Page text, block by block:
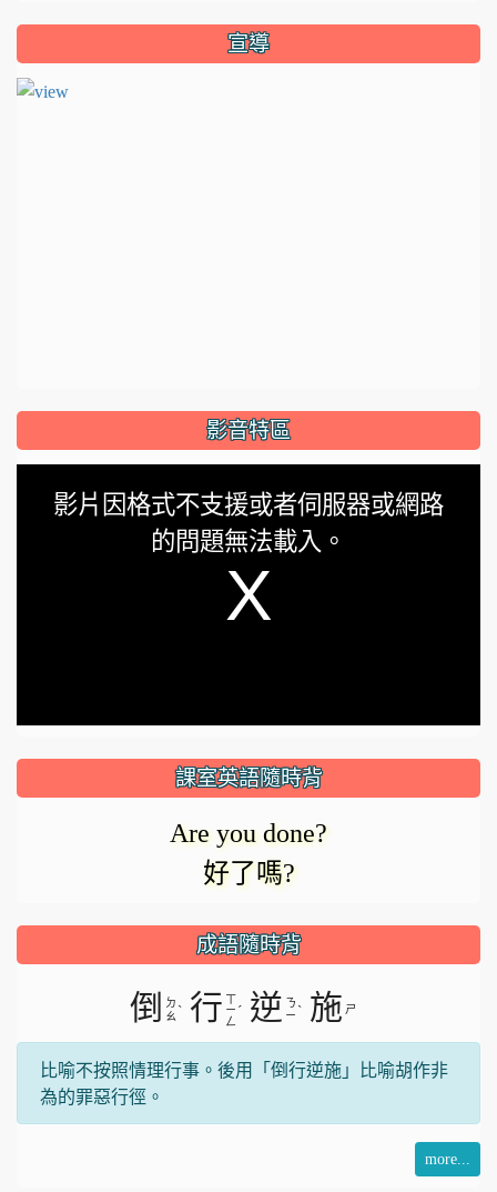
宣導
影音特區
影片因格式不支援或者伺服器或網路
的問題無法載入。
課室英語隨時背
Are you done?
好了嗎?
成語隨時背
倒
ㄉ
ㄠ ˋ 行 ㄒ
ㄧ
ㄥ
ˊ 逆 ㄋ
ㄧ ˋ 施 ㄕ
比喻不按照情理行事。後用「倒行逆施」比喻胡作非
為的罪惡行徑。
more...